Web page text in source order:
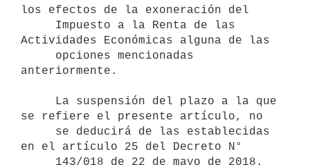
los efectos de la exoneración del
Actividades Económicas alguna de las
anteriormente.
se refiere el presente artículo, no
en el artículo 25 del Decreto N°